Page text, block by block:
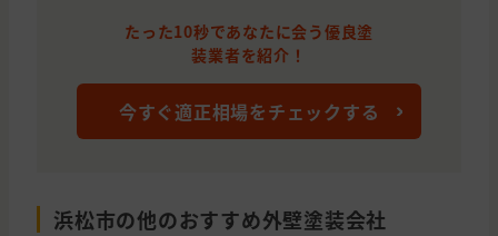
たった10秒であなたに会う優良塗
装業者を紹介！
今すぐ適正相場をチェックする
浜松市の他のおすすめ外壁塗装会社